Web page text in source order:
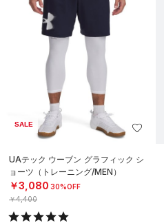
SALE
UAテック ウーブン グラフィック シ
ョーツ（トレーニング/MEN）
￥3,080 30%OFF
￥4,400